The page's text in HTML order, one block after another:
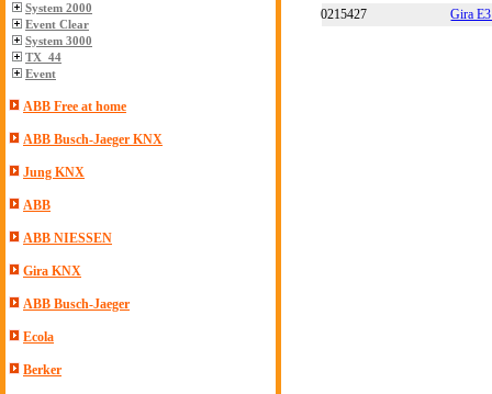
System 2000
Event Clear
System 3000
TX_44
Event
ABB Free at home
ABB Busch-Jaeger KNX
Jung KNX
ABB
ABB NIESSEN
Gira KNX
ABB Busch-Jaeger
Ecola
Berker
0215427
Gira